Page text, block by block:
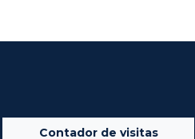
Contador de visitas